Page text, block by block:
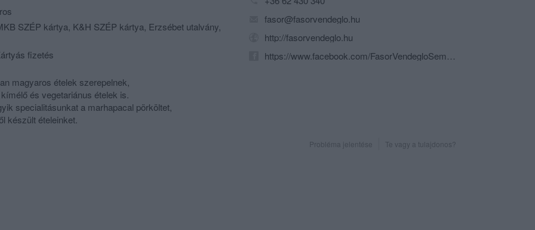
SZÉP kártya, K&H SZÉP kártya, Erzsébet utalvány,
fizetés
magyaros ételek szerepelnek,
és vegetariánus ételek is.
specialitásunkat a marhapacal pörköltet,
készült ételeinket.
fasor@fasorvendeglo.hu
http://fasorvendeglo.hu
https://www.facebook.com/FasorVendegloSemiramisKavezo
Probléma jelentése Te vagy a tulajdonos?